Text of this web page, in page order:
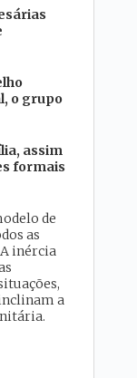
o grupo
assim
formais
de
as
inércia
a